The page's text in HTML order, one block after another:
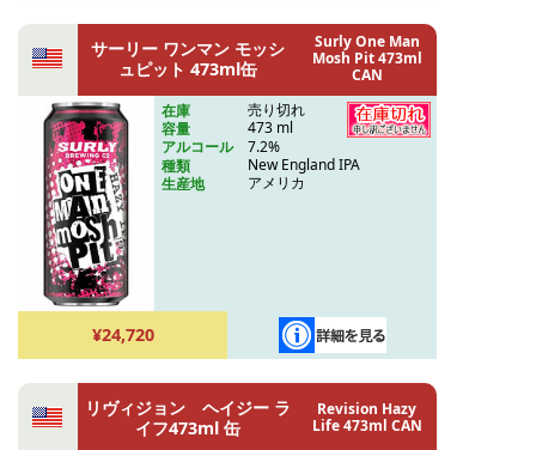
サーリー ワンマン モッシ
ュピット 473ml缶
Surly One Man
Mosh Pit 473ml
CAN
在庫
売り切れ
容量
473 ml
アルコール
7.2%
種類
New England IPA
生産地
アメリカ
¥24,720
リヴィジョン ヘイジー ラ
イフ473ml 缶
Revision Hazy
Life 473ml CAN